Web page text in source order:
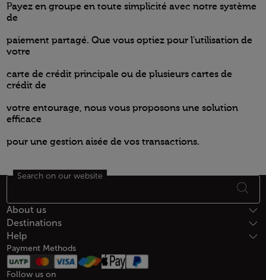
Payez en groupe en toute simplicité avec notre système
de
paiement partagé. Que vous optiez pour l'utilisation de
votre
carte de crédit principale ou de plusieurs cartes de
crédit de
votre entourage, nous vous proposons une solution
efficace
pour une gestion aisée de vos transactions.
Footer Sitemap
Search on our website
About us
Destinations
Help
Payment Methods
Follow us on